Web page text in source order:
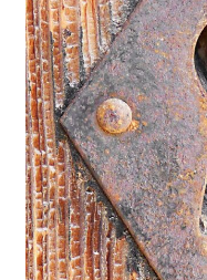
social
networks